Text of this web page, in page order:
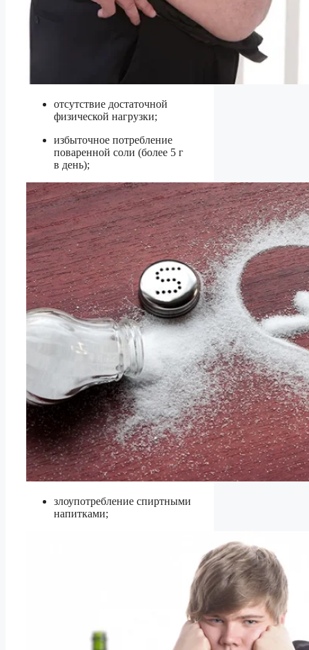
отсутствие достаточной
физической нагрузки;
избыточное потребление
поваренной соли (более 5 г
в день);
злоупотребление спиртными
напитками;